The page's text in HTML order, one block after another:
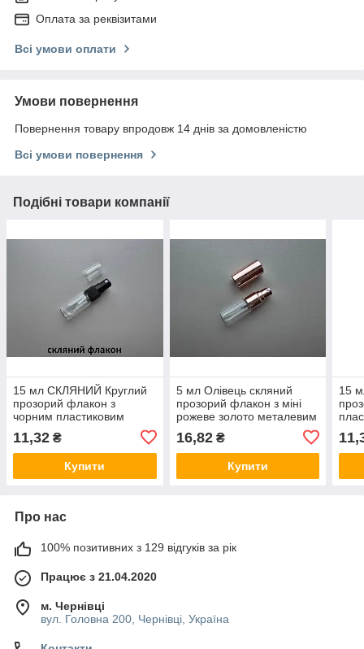
Оплата за реквізитами
Всі умови оплати
Умови повернення
Повернення товару впродовж 14 днів за домовленістю
Всі умови повернення
Подібні товари компанії
15 мл СКЛЯНИЙ Круглий
прозорий флакон з
чорним пластиковим
18/415, пляшка,
атомайзер, пляшечка,
11,32 ₴
Купити
5 мл Олівець скляний
прозорий флакон з міні
рожеве золото металевим
пляшка, атомайзер
16,82₴
Купити
15
18/
Про нас
100% позитивних з 129 відгуків за рік
Працює з 21.04.2020
м. Чернівці
вул. Головна 200, Чернівці, Україна